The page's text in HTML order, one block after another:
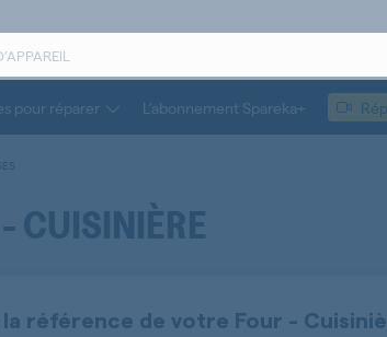
pour réparer L’abonnement Spareka+
CUISINIÈRE
la référence de votre Four -